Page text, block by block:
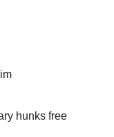
hunks free